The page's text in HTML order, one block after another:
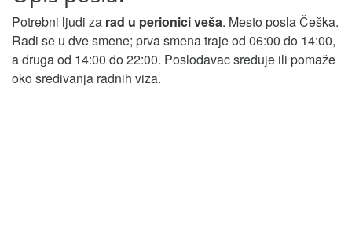
Potrebni ljudi za rad u perionici veša. Mesto posla Češka.
Radi se u dve smene; prva smena traje od 06:00 do 14:00,
a druga od 14:00 do 22:00. Poslodavac sređuje ili pomaže
oko sređivanja radnih viza.